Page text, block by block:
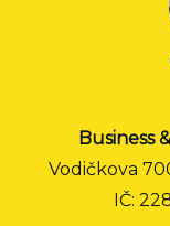
Business
Vodičkova
IČ: